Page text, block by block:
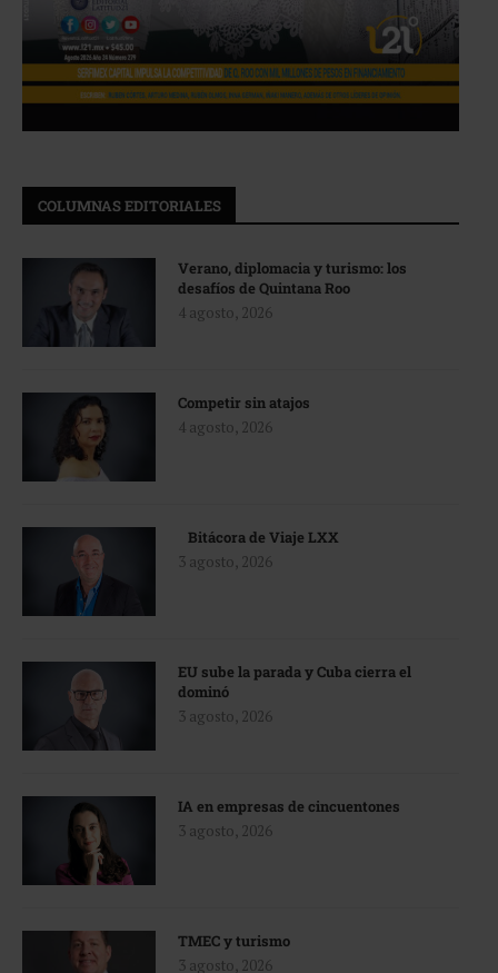
COLUMNAS EDITORIALES
Verano, diplomacia y turismo: los
desafíos de Quintana Roo
4 agosto, 2026
Competir sin atajos
4 agosto, 2026
Bitácora de Viaje LXX
3 agosto, 2026
EU sube la parada y Cuba cierra el
dominó
3 agosto, 2026
IA en empresas de cincuentones
3 agosto, 2026
TMEC y turismo
3 agosto, 2026